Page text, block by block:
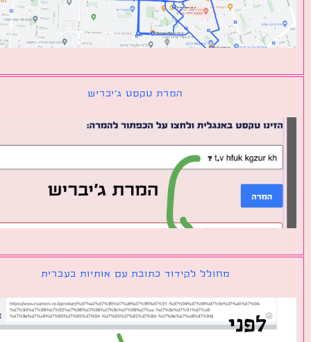
המרת טקסט ג׳יבריש
מחולל לקידוד כתובת עם אותיות בעברית